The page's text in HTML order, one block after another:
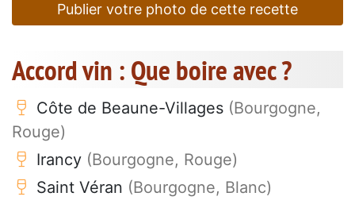
Publier votre photo de cette recette
Accord vin : Que boire avec ?
Côte de Beaune-Villages (Bourgogne,
Rouge)
Irancy (Bourgogne, Rouge)
Saint Véran (Bourgogne, Blanc)